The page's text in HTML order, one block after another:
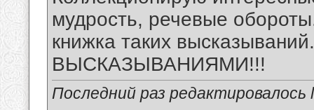
мудрость, речевые
книжка таких
ВЫСКАЗЫВАНИЯМИ!!!
Последний раз